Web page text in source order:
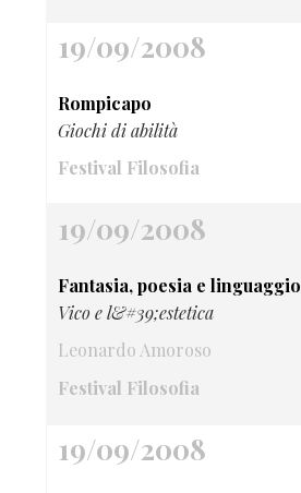
19/09/2008
Rompicapo
Giochi di abilità
Festival Filosofia
19/09/2008
Fantasia, poesia e linguaggio
Vico e l&#39;estetica
Leonardo Amoroso
Festival Filosofia
19/09/2008